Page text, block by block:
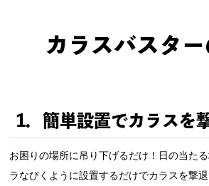
カラスバスタ
1．簡単設置でカラスを
お困りの場所に吊り下げるだけ！日の当た
ラなびくように設置するだけでカラスを撃退